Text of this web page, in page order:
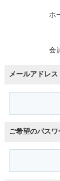
ホ
会
メールアドレス
ご希望のパスワ